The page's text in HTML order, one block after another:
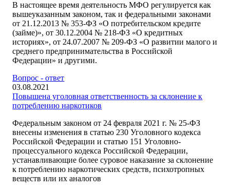
В настоящее время деятельность МФО регулируется как
вышеуказанным законом, так и федеральными законами
от 21.12.2013 № 353-ФЗ «О потребительском кредите
(займе)», от 30.12.2004 № 218-ФЗ «О кредитных
историях», от 24.07.2007 № 209-ФЗ «О развитии малого и
среднего предпринимательства в Российской
Федерации» и другими.
Вопрос - ответ
03.08.2021
Повышена уголовная ответственность за склонение к
потреблению наркотиков
Федеральным законом от 24 февраля 2021 г. № 25-ФЗ
внесены изменения в статью 230 Уголовного кодекса
Российской Федерации и статью 151 Уголовно-
процессуального кодекса Российской Федерации,
устанавливающие более суровое наказание за склонение
к потреблению наркотических средств, психотропных
веществ или их аналогов